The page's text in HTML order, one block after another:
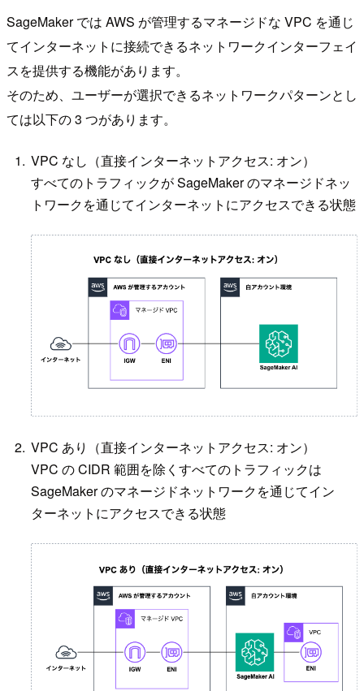
SageMaker では AWS が管理するマネージドな VPC を通じ
てインターネットに接続できるネットワークインターフェイ
スを提供する機能があります。
そのため、ユーザーが選択できるネットワークパターンとし
ては以下の 3 つがあります。
VPC なし（直接インターネットアクセス: オン）
すべてのトラフィックが SageMaker のマネージドネッ
トワークを通じてインターネットにアクセスできる状態
VPC あり（直接インターネットアクセス: オン）
VPC の CIDR 範囲を除くすべてのトラフィックは
SageMaker のマネージドネットワークを通じてイン
ターネットにアクセスできる状態